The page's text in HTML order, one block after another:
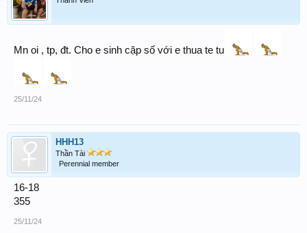
Mn oi , tp, đt. Cho e sinh cặp số với e thua te tu
25/11/24
HHH13
Thần Tài
Perennial member
16-18
355
25/11/24